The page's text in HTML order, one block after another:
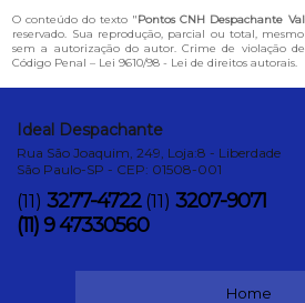
O conteúdo do texto "Pontos CNH Despachante
reservado. Sua reprodução, parcial ou total,
sem a autorização do autor. Crime de violação
Código Penal – Lei 9610/98 - Lei de direitos autorais.
Ideal Despachante
Rua São Joaquim, 249, Loja:8 - Liberdade
São Paulo-SP - CEP: 01508-001
(11) 3277-4722 (11) 3207-9071
(11) 9 47330560
Home